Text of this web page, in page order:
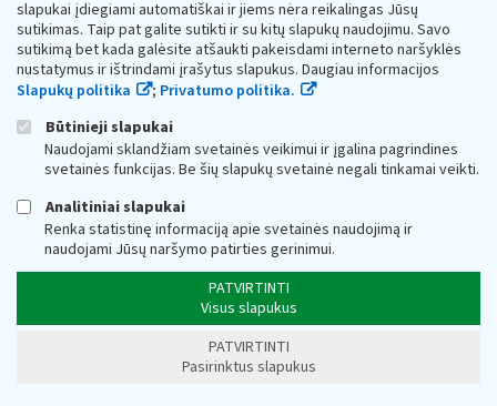
slapukai įdiegiami automatiškai ir jiems nėra reikalingas Jūsų
sutikimas. Taip pat galite sutikti ir su kitų slapukų naudojimu. Savo
sutikimą bet kada galėsite atšaukti pakeisdami interneto naršyklės
nustatymus ir ištrindami įrašytus slapukus. Daugiau informacijos
Slapukų politika
; Privatumo politika.
Būtinieji slapukai
Naudojami sklandžiam svetainės veikimui ir įgalina pagrindines
svetainės funkcijas. Be šių slapukų svetainė negali tinkamai veikti.
Analitiniai slapukai
Renka statistinę informaciją apie svetainės naudojimą ir
naudojami Jūsų naršymo patirties gerinimui.
PATVIRTINTI
Visus slapukus
PATVIRTINTI
Pasirinktus slapukus
Valstybinė mokesčių inspekcija prie Lietuvos
Respublikos finansų ministerijos
Biudžetinė įstaiga. Juridinio asmens kodas — 188659752,
adresas: Vasario 16-osios g. 14, 01107 Vilnius, Lietuva, el.paštas:
vmi@vmi.lt, E. pristatymo dėžutės adresas 188659752
Duomenys apie Valstybinę mokesčių inspekciją prie Lietuvos
Respublikos finansų ministerijos kaupiami ir saugomi Juridinių